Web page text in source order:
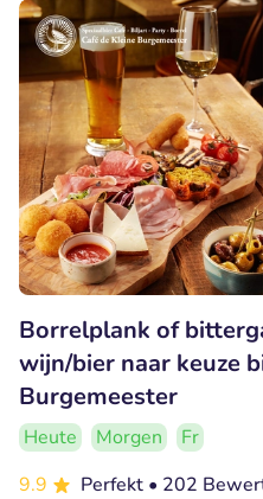
Borrelplank of
wijn/bier naar keuze
Burgemeester
Heute Morgen
Fr
9.9
Perfekt • 202